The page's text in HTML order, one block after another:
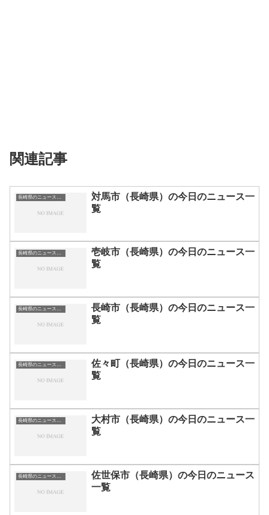
関連記事
長崎県のニュース一覧
対馬市（長崎県）の今日のニュース一
覧
長崎県のニュース一覧
壱岐市（長崎県）の今日のニュース一
覧
長崎県のニュース一覧
長崎市（長崎県）の今日のニュース一
覧
長崎県のニュース一覧
佐々町（長崎県）の今日のニュース一
覧
長崎県のニュース一覧
大村市（長崎県）の今日のニュース一
覧
長崎県のニュース一覧
佐世保市（長崎県）の今日のニュース
一覧